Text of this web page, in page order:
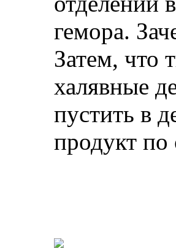
гемора.
Затем, что
халявные
пустить в
продукт по